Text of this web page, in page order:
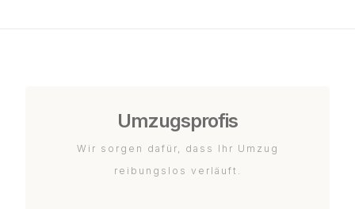
Umzugsprofis
Wir sorgen dafür, dass Ihr Umzug
reibungslos verläuft.